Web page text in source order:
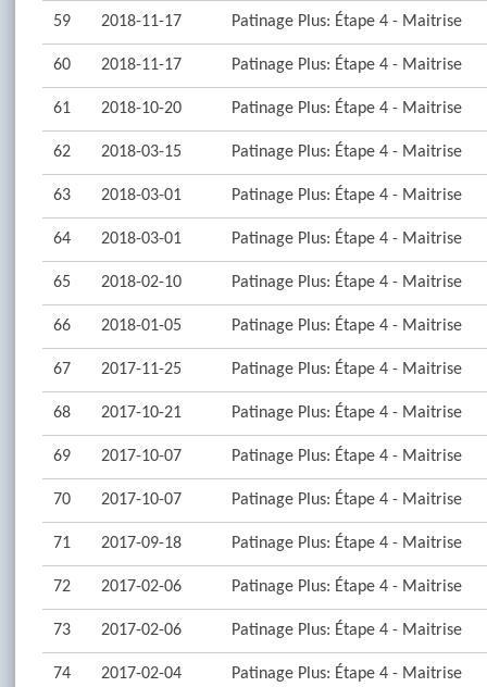
59 2018-11-17 Patinage Plus: Étape 4 - Maitrise
60 2018-11-17 Patinage Plus: Étape 4 - Maitrise
61 2018-10-20 Patinage Plus: Étape 4 - Maitrise
62 2018-03-15 Patinage Plus: Étape 4 - Maitrise
63 2018-03-01 Patinage Plus: Étape 4 - Maitrise
64 2018-03-01 Patinage Plus: Étape 4 - Maitrise
65 2018-02-10 Patinage Plus: Étape 4 - Maitrise
66 2018-01-05 Patinage Plus: Étape 4 - Maitrise
67 2017-11-25 Patinage Plus: Étape 4 - Maitrise
68 2017-10-21 Patinage Plus: Étape 4 - Maitrise
69 2017-10-07 Patinage Plus: Étape 4 - Maitrise
70 2017-10-07 Patinage Plus: Étape 4 - Maitrise
71 2017-09-18 Patinage Plus: Étape 4 - Maitrise
72 2017-02-06 Patinage Plus: Étape 4 - Maitrise
73 2017-02-06 Patinage Plus: Étape 4 - Maitrise
74 2017-02-04 Patinage Plus: Étape 4 - Maitrise